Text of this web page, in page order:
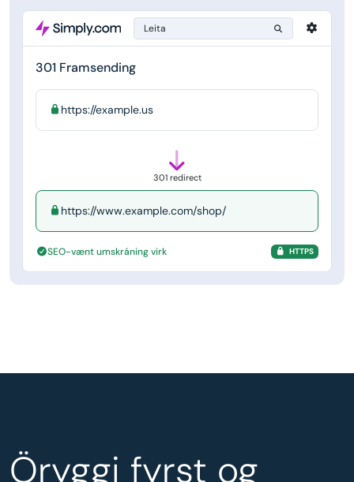
Leita
301 Framsending
https://example.us
301 redirect
https://www.example.com/shop/
SEO-vænt umskráning virk HTTPS
Öryggi fyrst og